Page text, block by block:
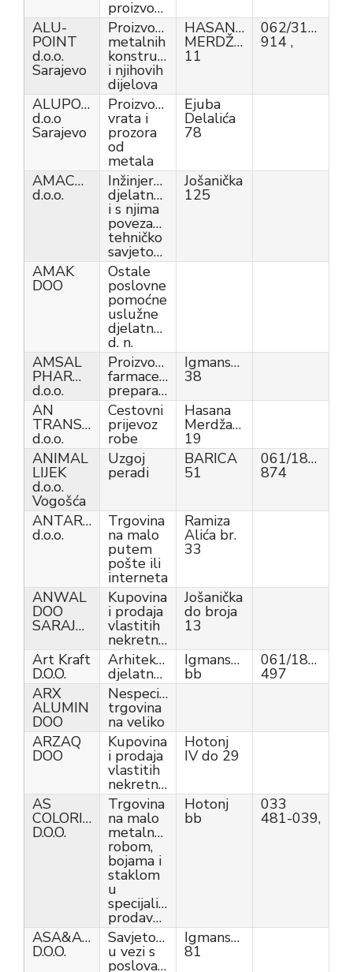
proizvodima
ALU-
POINT
d.o.o.
Sarajevo
Proizvodnja
metalnih
konstrukcija
i njihovih
dijelova
HASANA
MERDŽANOVIĆA
11
062/316-
914 ,
ALUPORT
d.o.o
Sarajevo
Proizvodnja
vrata i
prozora
od
metala
Ejuba
Delalića
78
AMACOM
d.o.o.
Inžinjerske
djelatnosti
i s njima
povezano
tehničko
savjetovanje
Jošanička
125
AMAK
DOO
Ostale
poslovne
pomoćne
uslužne
djelatnosti,
d. n.
AMSAL
PHARMACEUTICALS
d.o.o.
Proizvodnja
farmaceutskih
preparata
Igmanska
38
AN
TRANSPORT
d.o.o.
Cestovni
prijevoz
robe
Hasana
Merdžanovića
19
ANIMAL
LIJEK
d.o.o.
Vogošća
Uzgoj
peradi
BARICA
51
061/183-
874
ANTARES
d.o.o.
Trgovina
na malo
putem
pošte ili
interneta
Ramiza
Alića br.
33
ANWAL
DOO
SARAJEVO
Kupovina
i prodaja
vlastitih
nekretnina
Jošanička
do broja
13
Art Kraft
D.O.O.
Arhitektonske
djelatnosti
Igmanska
bb
061/184-
497
ARX
ALUMIN
DOO
Nespecijalizirana
trgovina
na veliko
ARZAQ
DOO
Kupovina
i prodaja
vlastitih
nekretnina
Hotonj
IV do 29
AS
COLORIT
D.O.O.
Trgovina
na malo
metalnom
robom,
bojama i
staklom
u
specijaliziranim
prodavnicama
Hotonj
bb
033
481-039,
ASA&AH
D.O.O.
Savjetovanje
u vezi s
poslovanjem
Igmanska
81